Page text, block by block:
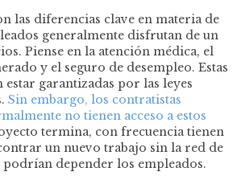
las diferencias clave en materia de
generalmente disfrutan de un
Piense en la atención médica, el
y el seguro de desempleo. Estas
estar garantizadas por las leyes
Sin embargo, los contratistas
no tienen acceso a estos
termina, con frecuencia tienen
un nuevo trabajo sin la red de
podrían depender los empleados.